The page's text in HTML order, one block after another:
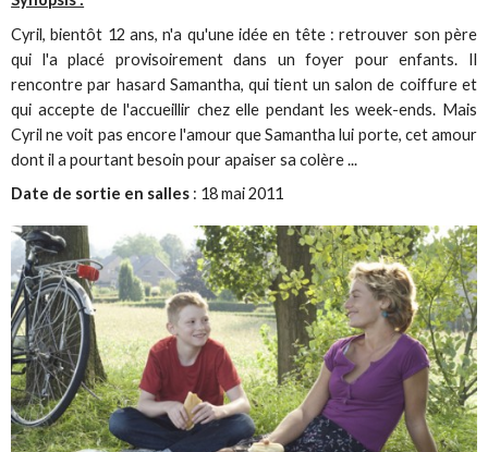
Cyril, bientôt 12 ans, n'a qu'une idée en tête : retrouver son père
qui l'a placé provisoirement dans un foyer pour enfants. Il
rencontre par hasard Samantha, qui tient un salon de coiffure et
qui accepte de l'accueillir chez elle pendant les week-ends. Mais
Cyril ne voit pas encore l'amour que Samantha lui porte, cet amour
dont il a pourtant besoin pour apaiser sa colère ...
Date de sortie en salles : 18 mai 2011